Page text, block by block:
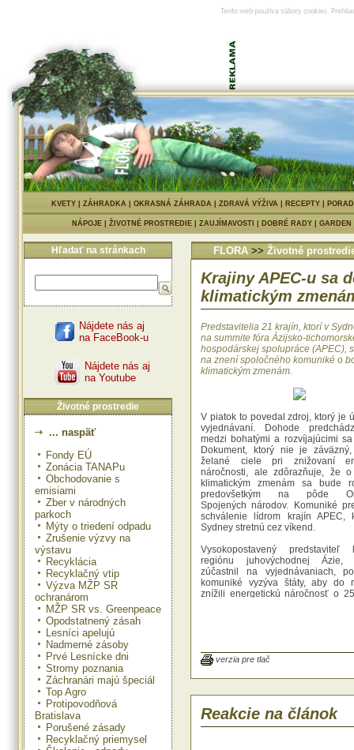
Tento web používa súbory cookies.
KVETY| ZÁHRADKA| OKRASNÁ ZÁHRADA| ZDRAVÁ VÝŽIVA| RECEPTY|
NÁPOJE ŽIVOTNÉ PROSTREDIE ZAUJÍMAVOSTI DOBRÉ RADY
Hľadať na stránkach
Nájdete nás aj
na FaceBook-u
Nájdete nás aj
na Youtube
Životné prostredie
... naspäť
Fondy EÚ
Zonácia TANAPu
Obchodovanie s
emisiami
Zber v národných
parkoch
Mýty o triedení odpadu
Zrušenie výzvy na
výstavu
Recyklácia
Recyklačný vtip
Výzva MŽP SR
ochranárom
MŽP SR vs. Greenpeace
Opodstatnený zásah
Lesníci apelujú
Nadmerné zásoby
Prvé Lesnícke dni
Stromy poznania
Záchranári majú špeciál
Top Agro
Protipovodňová
Bratislava
Porušené zásady
Recyklačný priemysel
FLORA >> Životné
Krajiny APEC-u sa
klimatickým
Predstavitelia 21 krajín, ktorí v
na summite fóra Ázijsko-
hospodárskej spolupráce (APEC),
na znení spoločného komuniké o
klimatickým zmenám.
V piatok to povedal zdroj, ktorý je
vyjednávaní. Dohode
medzi bohatými a rozvíjajúcimi
Dokument, ktorý nie je
želané ciele pri znižovaní
náročnosti, ale zdôrazňuje, že
klimatickým zmenám sa bude
predovšetkým na pôde
Spojených národov. Komuniké
schválenie lídrom krajín APEC,
Sydney stretnú cez víkend.
Vysokopostavený
regiónu juhovýchodnej
zúčastnil na vyjednávaniach,
komuniké vyzýva štáty, aby do
znížili energetickú náročnosť o
Austrália vnucovala krajinám
komuniké, ktoré by vyzvalo
krajiny na obmedzenie emisií
rámci ktorej rozvíjajúce sa
Čínou tvrdili, že nechcú prijať
verzia pre tlač
Reakcie na článok